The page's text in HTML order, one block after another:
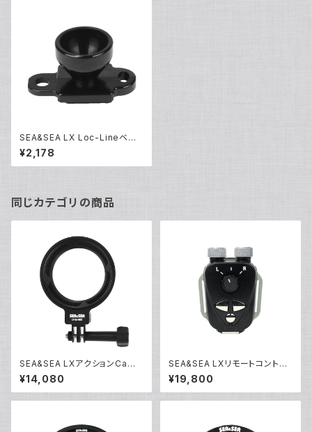
SEA&SEA LX Loc-Lineベー
ス [09150/09151]
¥2,178
同じカテゴリの商品
SEA&SEA LXアクションCam
アダプター [09174/09175]
¥14,080
SEA&SEA LXリモートコントロ
ーラー [09173]
¥19,800